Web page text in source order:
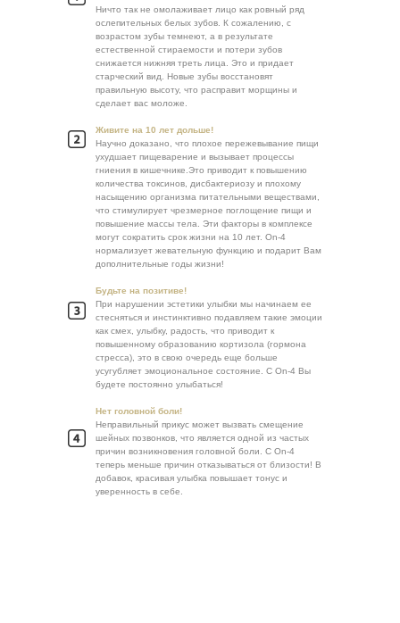
Ничто так не омолаживает лицо как ровный ряд
ослепительных белых зубов. К сожалению, с
возрастом зубы темнеют, а в результате
естественной стираемости и потери зубов
снижается нижняя треть лица. Это и придает
старческий вид. Новые зубы восстановят
правильную высоту, что расправит морщины и
сделает вас моложе.
Живите на 10 лет дольше!
Научно доказано, что плохое пережевывание пищи
ухудшает пищеварение и вызывает процессы
гниения в кишечнике.Это приводит к повышению
количества токсинов, дисбактериозу и плохому
насыщению организма питательными веществами,
что стимулирует чрезмерное поглощение пищи и
повышение массы тела. Эти факторы в комплексе
могут сократить срок жизни на 10 лет. On-4
нормализует жевательную функцию и подарит Вам
дополнительные годы жизни!
Будьте на позитиве!
При нарушении эстетики улыбки мы начинаем ее
стесняться и инстинктивно подавляем такие эмоции
как смех, улыбку, радость, что приводит к
повышенному образованию кортизола (гормона
стресса), это в свою очередь еще больше
усугубляет эмоциональное состояние. С On-4 Вы
будете постоянно улыбаться!
Нет головной боли!
Неправильный прикус может вызвать смещение
шейных позвонков, что является одной из частых
причин возникновения головной боли. С On-4
теперь меньше причин отказываться от близости! В
добавок, красивая улыбка повышает тонус и
уверенность в себе.